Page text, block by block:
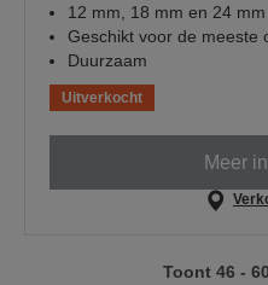
12 mm, 18 mm en 24
Geschikt voor de meeste
Duurzaam
Uitverkocht
Meer
Toont 46 -